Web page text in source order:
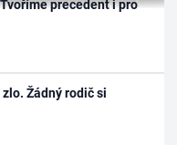
precedent i pro
Žádný rodič si